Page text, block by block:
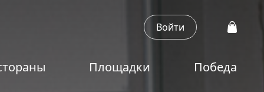
Войти
Площадки Победа